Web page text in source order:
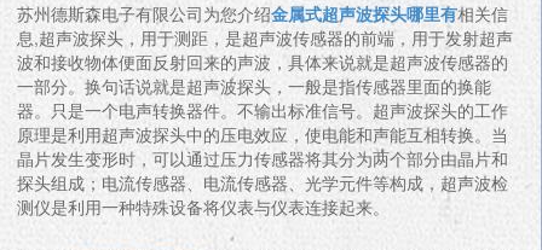
苏州德斯森电子有限公司为您介绍金属式超声波探头哪里有相关信
息,超声波探头，用于测距，是超声波传感器的前端，用于发射超声
波和接收物体便面反射回来的声波，具体来说就是超声波传感器的
一部分。换句话说就是超声波探头，一般是指传感器里面的换能
器。只是一个电声转换器件。不输出标准信号。超声波探头的工作
原理是利用超声波探头中的压电效应，使电能和声能互相转换。当
晶片发生变形时，可以通过压力传感器将其分为两个部分由晶片和
探头组成；电流传感器、电流传感器、光学元件等构成，超声波检
测仪是利用一种特殊设备将仪表与仪表连接起来。